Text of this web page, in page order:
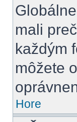
mali
každým
môžete
Hore